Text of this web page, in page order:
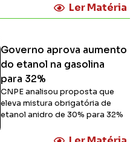
Ler Matéria
Governo aprova aumento
do etanol na gasolina
para 32%
CNPE analisou proposta que
eleva mistura obrigatória de
etanol anidro de 30% para 32%